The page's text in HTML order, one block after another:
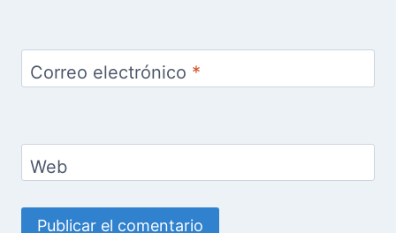
Correo electrónico *
Web